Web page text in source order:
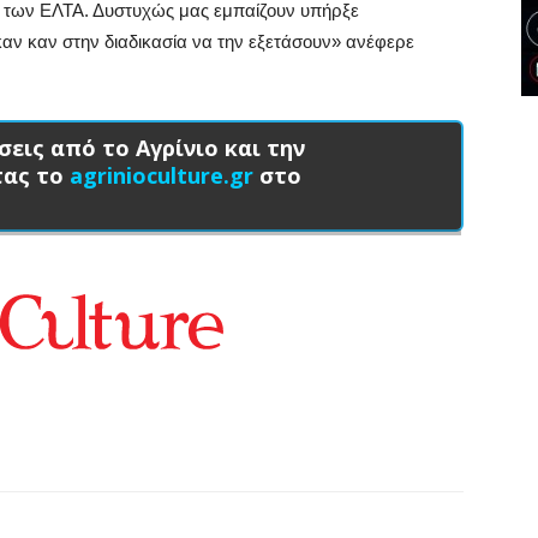
των ΕΛΤΑ. Δυστυχώς μας εμπαίζουν υπήρξε
καν στην διαδικασία να την εξετάσουν» ανέφερε
από το Αγρίνιο και την
το agrinioculture.gr στο